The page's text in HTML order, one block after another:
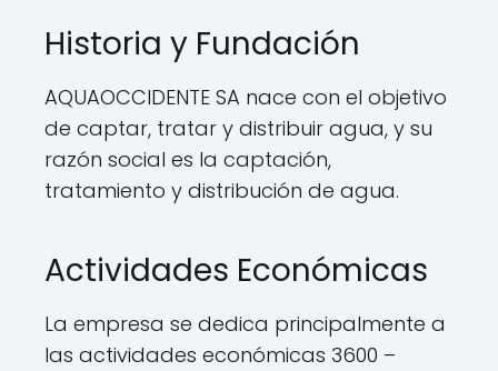
Historia y Fundación
AQUAOCCIDENTE SA nace con el objetivo
de captar, tratar y distribuir agua, y su
razón social es la captación,
tratamiento y distribución de agua.
Actividades Económicas
La empresa se dedica principalmente a
las actividades económicas 3600 –